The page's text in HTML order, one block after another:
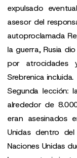
expulsado
asesor del
autoproclamada
la guerra, Rusia
por atrocidades
Srebrenica incluida.
Segunda lección:
alrededor de
eran asesinados
Unidas dentro
Naciones Unidas